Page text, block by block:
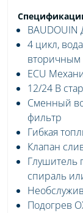
BAUDOUIN
4 цикл,
вторичным
ECU
12/24 В
Сменный
фильтр
Гибкая
Клапан
Глушитель
спираль
Подогрев